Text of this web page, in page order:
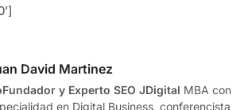
David Martinez
y Experto SEO JDigital MBA con
en Digital Business, conferencista